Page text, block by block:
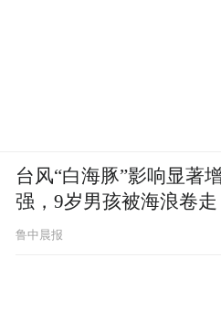
台风“白海豚”影响显著
强，9岁男孩被海浪卷走
鲁中晨报